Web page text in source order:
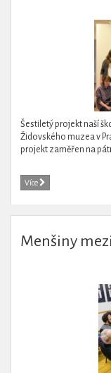
Šestiletý projekt naší
Židovského muzea v
projekt zaměřen na
Více
Menšiny